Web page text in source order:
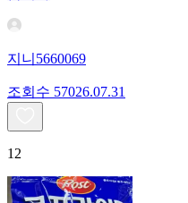
지니5660069
조회수 57026.07.31
12